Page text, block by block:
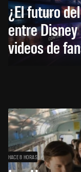
¿El futuro
entre
videos de
HACE 8 HORAS